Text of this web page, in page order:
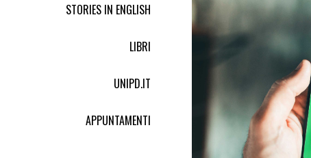
STORIES IN ENGLISH
LIBRI
UNIPD.IT
APPUNTAMENTI